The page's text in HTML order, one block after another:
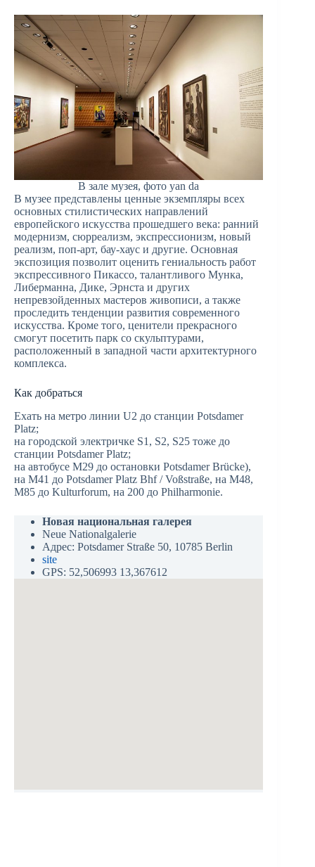
В зале музея, фото yan da
В музее представлены ценные экземпляры всех
основных стилистических направлений
европейского искусства прошедшего века: ранний
модернизм, сюрреализм, экспрессионизм, новый
реализм, поп-арт, бау-хаус и другие. Основная
экспозиция позволит оценить гениальность работ
экспрессивного Пикассо, талантливого Мунка,
Либерманна, Дике, Эрнста и других
непревзойденных мастеров живописи, а также
проследить тенденции развития современного
искусства. Кроме того, ценители прекрасного
смогут посетить парк со скульптурами,
расположенный в западной части архитектурного
комплекса.
Как добраться
Ехать на метро линии U2 до станции Potsdamer
Platz;
на городской электричке S1, S2, S25 тоже до
станции Potsdamer Platz;
на автобусе M29 до остановки Potsdamer Brücke),
на M41 до Potsdamer Platz Bhf / Voßstraße, на M48,
M85 до Kulturforum, на 200 до Philharmonie.
Новая национальная галерея
Neue Nationalgalerie
Адрес: Potsdamer Straße 50, 10785 Berlin
site
GPS: 52,506993 13,367612